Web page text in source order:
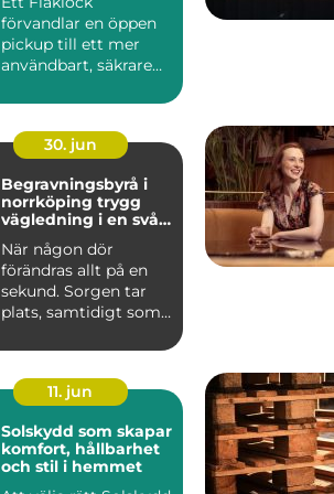
förvandlar en öppen
pickup till ett mer
användbart, säkrare
lastutrymme. Gen...
30. jun
Begravningsbyrå i
norrköping trygg
vägledning i en svår
När någon dör
förändras allt på en
sekund. Sorgen tar
plats, samtidigt som
kräver s...
11. jun
Solskydd som skapar
komfort, hållbarhet
och stil i hemmet